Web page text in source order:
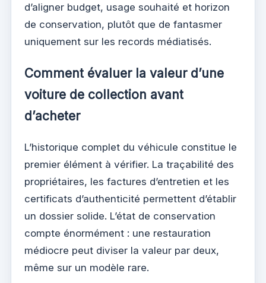
d’aligner budget, usage souhaité et horizon
de conservation, plutôt que de fantasmer
uniquement sur les records médiatisés.
Comment évaluer la valeur d’une
voiture de collection avant
d’acheter
L’historique complet du véhicule constitue le
premier élément à vérifier. La traçabilité des
propriétaires, les factures d’entretien et les
certificats d’authenticité permettent d’établir
un dossier solide. L’état de conservation
compte énormément : une restauration
médiocre peut diviser la valeur par deux,
même sur un modèle rare.